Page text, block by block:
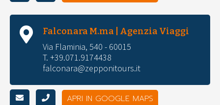
Falconara M.ma | Agenzia Viaggi
Via Flaminia, 540 - 60015
T. +39.071.9174438
falconara@zepponitours.it
APRI IN GOOGLE MAPS